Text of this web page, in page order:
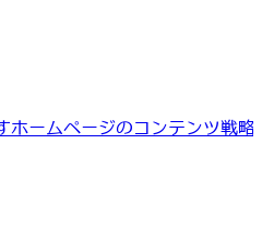
ホームページのコンテンツ戦略